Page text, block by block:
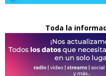
Toda la